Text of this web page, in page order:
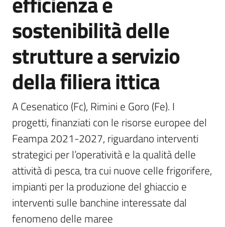
bandi
Piani
programmi
progetti
Agricoltura
in
cifre
Seguici
su
sostenibilità delle
strutture a servizio
della filiera ittica
A Cesenatico (Fc), Rimini e Goro (Fe). I
progetti, finanziati con le risorse europee del
Feampa 2021-2027, riguardano interventi
strategici per l’operatività e la qualità delle
attività di pesca, tra cui nuove celle frigorifere,
impianti per la produzione del ghiaccio e
interventi sulle banchine interessate dal
fenomeno delle maree